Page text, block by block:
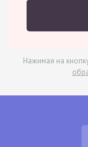
Нажимая на